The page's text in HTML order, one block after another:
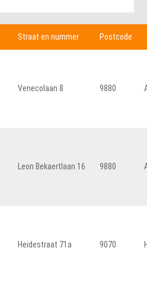
Straat en nummer Postcode
Venecolaan 8 9880
Leon Bekaertlaan 16 9880
Heidestraat 71a 9070